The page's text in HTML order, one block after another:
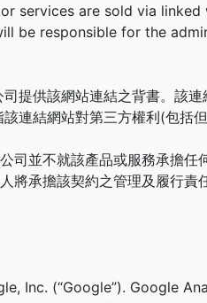
services are sold via
be responsible for the
提供該網站連結之背書。該
連結網站對第三方權利(包括
司並不就該產品或服務承擔任
承擔該契約之管理及履行責
Inc. (“Google”). Google